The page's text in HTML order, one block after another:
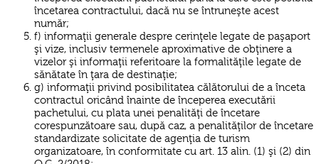
încetarea contractului, dacă nu se întruneşte acest
număr;
f) informaţii generale despre cerinţele legate de paşaport
şi vize, inclusiv termenele aproximative de obţinere a
vizelor şi informaţii referitoare la formalităţile legate de
sănătate în ţara de destinaţie;
g) informaţii privind posibilitatea călătorului de a înceta
contractul oricând înainte de începerea executării
pachetului, cu plata unei penalităţi de încetare
corespunzătoare sau, după caz, a penalităţilor de încetare
standardizate solicitate de agenţia de turism
organizatoare, în conformitate cu art. 13 alin. (1) şi (2) din